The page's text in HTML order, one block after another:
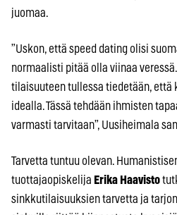
juomaa.
”Uskon, että speed dating olisi
normaalisti pitää olla viinaa
tilaisuuteen tullessa tiedetään, että
idealla. Tässä tehdään ihmisten
varmasti tarvitaan”, Uusiheimala
Tarvetta tuntuu olevan.
tuottajaopiskelija Erika Haavisto
sinkkutilaisuuksien tarvetta ja